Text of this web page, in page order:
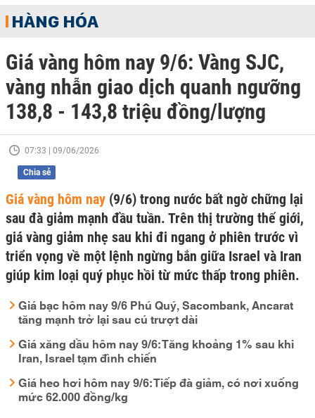
HÀNG HÓA
Giá vàng hôm nay 9/6: Vàng SJC,
vàng nhẫn giao dịch quanh ngưỡng
138,8 - 143,8 triệu đồng/lượng
07:33 | 09/06/2026
Chia sẻ
Giá vàng hôm nay (9/6) trong nước bất ngờ chững lại
sau đà giảm mạnh đầu tuần. Trên thị trường thế giới,
giá vàng giảm nhẹ sau khi đi ngang ở phiên trước vì
triển vọng về một lệnh ngừng bắn giữa Israel và Iran
giúp kim loại quý phục hồi từ mức thấp trong phiên.
Giá bạc hôm nay 9/6 Phú Quý, Sacombank, Ancarat
tăng mạnh trở lại sau cú trượt dài
Giá xăng dầu hôm nay 9/6: Tăng khoảng 1% sau khi
Iran, Israel tạm đình chiến
Giá heo hơi hôm nay 9/6: Tiếp đà giảm, có nơi xuống
mức 62.000 đồng/kg